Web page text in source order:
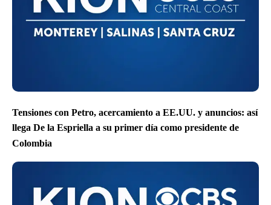
Tensiones con Petro, acercamiento a EE.UU. y anuncios: así
llega De la Espriella a su primer día como presidente de
Colombia